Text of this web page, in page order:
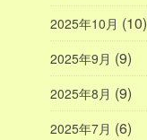
2025年10月 (10)
2025年9月 (9)
2025年8月 (9)
2025年7月 (6)